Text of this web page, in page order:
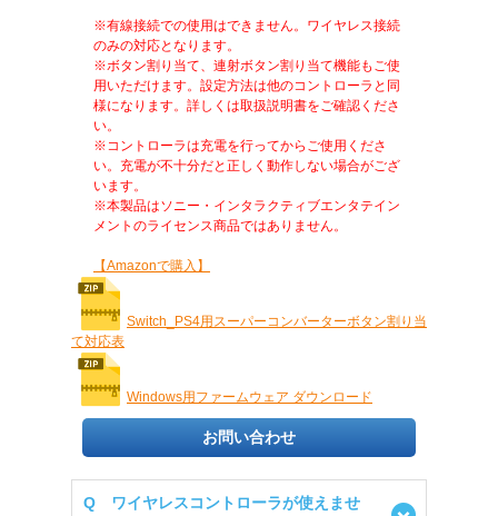
※有線接続での使用はできません。ワイヤレス接続
のみの対応となります。
※ボタン割り当て、連射ボタン割り当て機能もご使
用いただけます。設定方法は他のコントローラと同
様になります。詳しくは取扱説明書をご確認くださ
い。
※コントローラは充電を行ってからご使用くださ
い。充電が不十分だと正しく動作しない場合がござ
います。
※本製品はソニー・インタラクティブエンタテイン
メントのライセンス商品ではありません。
【Amazonで購入】
Switch_PS4用スーパーコンバーターボタン割り当
て対応表
Windows用ファームウェア ダウンロード
お問い合わせ
Q ワイヤレスコントローラが使えませ